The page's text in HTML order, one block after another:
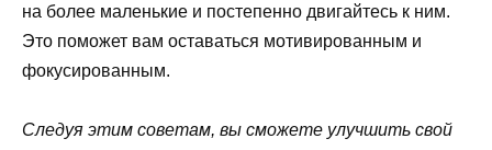
на более маленькие и постепенно двигайтесь к ним.
Это поможет вам оставаться мотивированным и
фокусированным.
Следуя этим советам, вы сможете улучшить свой